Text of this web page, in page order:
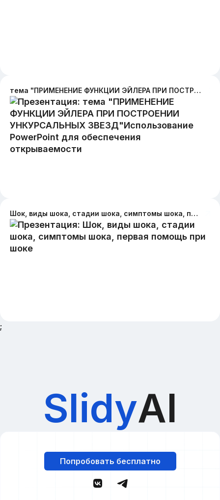
тема "ПРИМЕНЕНИЕ ФУНКЦИИ ЭЙЛЕРА ПРИ ПОСТРОЕНИИ УНКУРСАЛЬНЫХ ЗВЕЗД"Использование PowerPoint для обеспечения открываемости
Шок, виды шока, стадии шока, симптомы шока, первая помощь при шоке
;
SlidyAI
Попробовать бесплатно